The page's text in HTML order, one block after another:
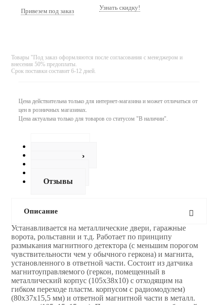
Привезем под заказ Узнать скидку!
Товары "Под заказ оформляются после согласования с менеджером и
внесения 50% предоплаты.
Срок поставки составит 6-12 дней.
Цена действительна только для интернет-магазина и может отличаться от
цен в розничных магазинах.
Цена актуальна только для товаров со статусом "В наличии".
Как купить
Отзывы
Описание
Устанавливается на металлические двери, гаражные
ворота, рольставни и т.д. Работает по принципу
размыкания магнитного детектора (с меньшим порогом
чувствительности чем у обычного геркона) и магнита,
установленного в ответной части. Состоит из датчика
магнитоуправляемого (геркон, помещенный в
металлический корпус (105x38x10) с отходящим на
гибком переходе пластм. корпусом с радиомодулем)
(80х37х15,5 мм) и ответной магнитной части в металл.